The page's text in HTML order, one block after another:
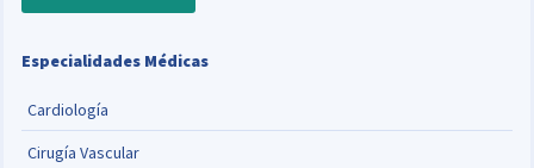
Especialidades Médicas
Cardiología
Cirugía Vascular